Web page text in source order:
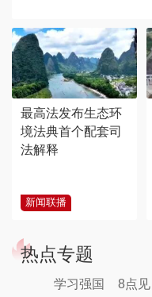
最高法发布生态环
境法典首个配套司
法解释
新闻联播
热点专题
学习强国 8点见